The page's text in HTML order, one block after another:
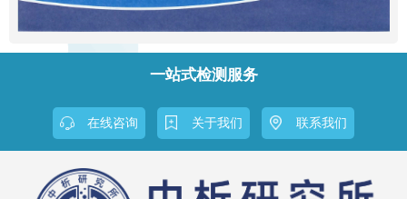
一站式检测服务
在线咨询 关于我们 联系我们